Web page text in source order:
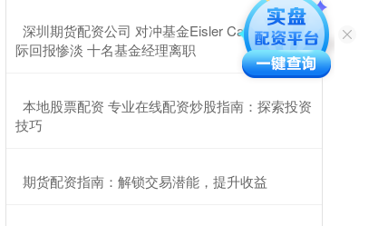
​深圳期货配资公司 对冲基金Eisler Capital转型之
际回报惨淡 十名基金经理离职
​本地股票配资 专业在线配资炒股指南：探索投资
技巧
​期货配资指南：解锁交易潜能，提升收益